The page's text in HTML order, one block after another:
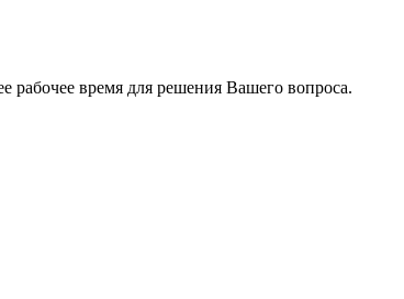
время для решения Вашего вопроса.